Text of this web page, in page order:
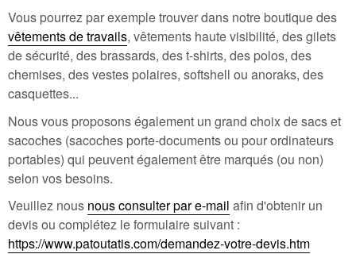
Vous pourrez par exemple trouver dans notre boutique des
vêtements de travails, vêtements haute visibilité, des gilets
de sécurité, des brassards, des t-shirts, des polos, des
chemises, des vestes polaires, softshell ou anoraks, des
casquettes...
Nous vous proposons également un grand choix de sacs et
sacoches (sacoches porte-documents ou pour ordinateurs
portables) qui peuvent également être marqués (ou non)
selon vos besoins.
Veuillez nous nous consulter par e-mail afin d'obtenir un
devis ou complétez le formulaire suivant :
https://www.patoutatis.com/demandez-votre-devis.htm